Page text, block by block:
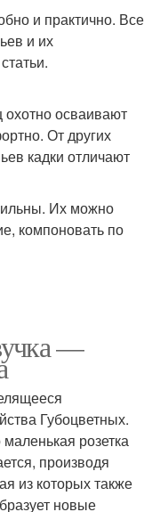
и практично. Все
и их
охотно осваивают
От других
кадки отличают
Их можно
компоновать по
—
Губоцветных.
розетка
производя
из которых также
новые